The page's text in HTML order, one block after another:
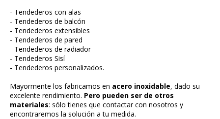
- Tendederos con alas
- Tendederos de balcón
- Tendederos extensibles
- Tendederos de pared
- Tendederos de radiador
- Tendederos Sisí
- Tendederos personalizados.
Mayormente los fabricamos en acero inoxidable, dado su
excelente rendimiento. Pero pueden ser de otros
materiales: sólo tienes que contactar con nosotros y
encontraremos la solución a tu medida.